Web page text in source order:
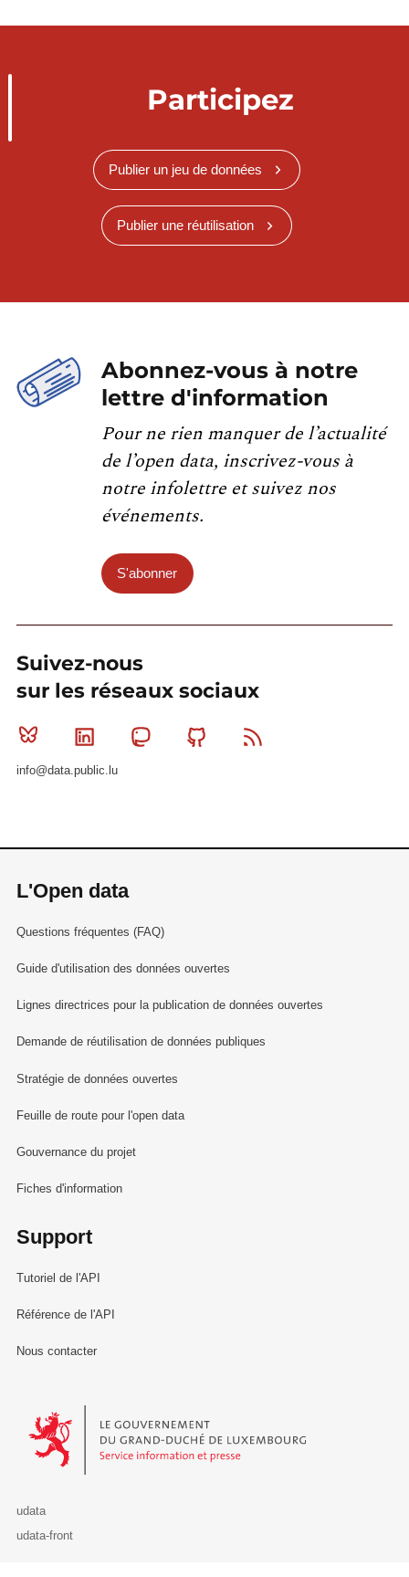
Participez
Publier un jeu de données
Publier une réutilisation
Abonnez-vous à notre
lettre d'information
Pour ne rien manquer de l’actualité
de l’open data, inscrivez-vous à
notre infolettre et suivez nos
événements.
S'abonner
Suivez-nous
sur les réseaux sociaux
Bluesky Linkedin MastodonGithub
info@data.public.lu
L'Open data
Questions fréquentes (FAQ)
Guide d'utilisation des données ouvertes
Lignes directrices pour la publication de données ouvertes
Demande de réutilisation de données publiques
Stratégie de données ouvertes
Feuille de route pour l'open data
Gouvernance du projet
Fiches d'information
Support
Tutoriel de l'API
Référence de l'API
Nous contacter
Le Gouvernement du Grand-Duché de Luxembourg - Service
udata
udata-front